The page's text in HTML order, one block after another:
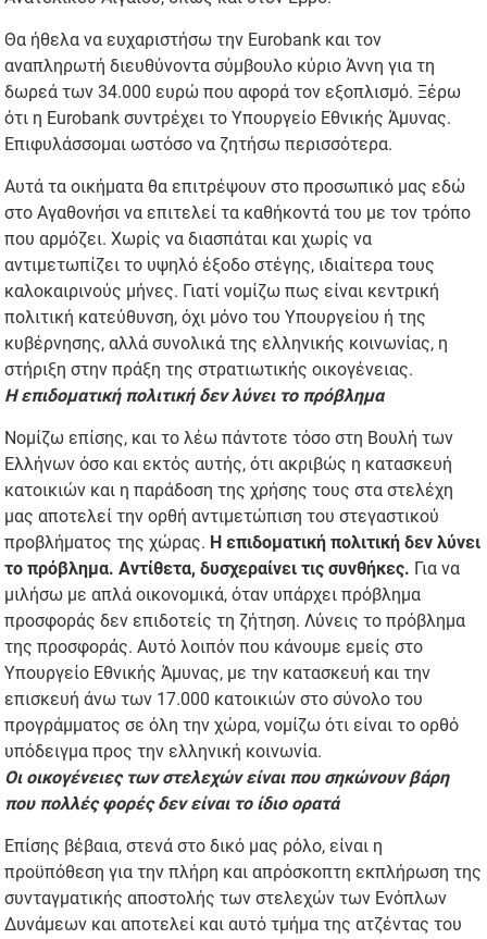
Θα ήθελα να ευχαριστήσω την Eurobank και τον
αναπληρωτή διευθύνοντα σύμβουλο κύριο Άννη για τη
δωρεά των 34.000 ευρώ που αφορά τον εξοπλισμό. Ξέρω
ότι η Eurobank συντρέχει το Υπουργείο Εθνικής Άμυνας.
Επιφυλάσσομαι ωστόσο να ζητήσω περισσότερα.
Αυτά τα οικήματα θα επιτρέψουν στο προσωπικό μας εδώ
στο Αγαθονήσι να επιτελεί τα καθήκοντά του με τον τρόπο
που αρμόζει. Χωρίς να διασπάται και χωρίς να
αντιμετωπίζει το υψηλό έξοδο στέγης, ιδιαίτερα τους
καλοκαιρινούς μήνες. Γιατί νομίζω πως είναι κεντρική
πολιτική κατεύθυνση, όχι μόνο του Υπουργείου ή της
κυβέρνησης, αλλά συνολικά της ελληνικής κοινωνίας, η
στήριξη στην πράξη της στρατιωτικής οικογένειας.
Η επιδοματική πολιτική δεν λύνει το πρόβλημα
Νομίζω επίσης, και το λέω πάντοτε τόσο στη Βουλή των
Ελλήνων όσο και εκτός αυτής, ότι ακριβώς η κατασκευή
κατοικιών και η παράδοση της χρήσης τους στα στελέχη
μας αποτελεί την ορθή αντιμετώπιση του στεγαστικού
προβλήματος της χώρας. Η επιδοματική πολιτική δεν λύνει
το πρόβλημα. Αντίθετα, δυσχεραίνει τις συνθήκες. Για να
μιλήσω με απλά οικονομικά, όταν υπάρχει πρόβλημα
προσφοράς δεν επιδοτείς τη ζήτηση. Λύνεις το πρόβλημα
της προσφοράς. Αυτό λοιπόν που κάνουμε εμείς στο
Υπουργείο Εθνικής Άμυνας, με την κατασκευή και την
επισκευή άνω των 17.000 κατοικιών στο σύνολο του
προγράμματος σε όλη την χώρα, νομίζω ότι είναι το ορθό
υπόδειγμα προς την ελληνική κοινωνία.
Oι οικογένειες των στελεχών είναι που σηκώνουν βάρη
που πολλές φορές δεν είναι το ίδιο ορατά
Επίσης βέβαια, στενά στο δικό μας ρόλο, είναι η
προϋπόθεση για την πλήρη και απρόσκοπτη εκπλήρωση της
συνταγματικής αποστολής των στελεχών των Ενόπλων
Δυνάμεων και αποτελεί και αυτό τμήμα της ατζέντας του